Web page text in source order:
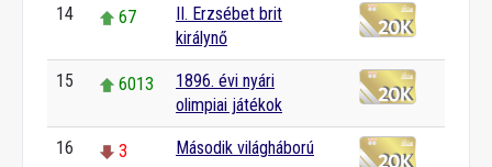
14 67
II. Erzsébet brit
királynő
15 6013
1896. évi nyári
olimpiai játékok
16 3 Második világháború